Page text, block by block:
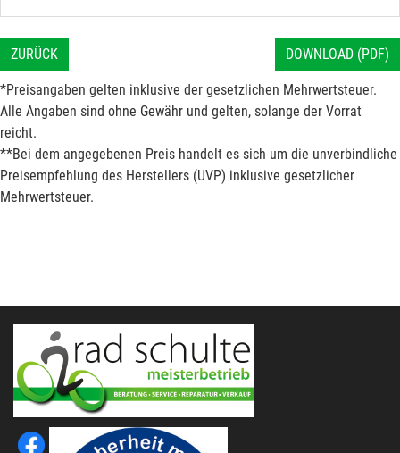
ZURÜCK DOWNLOAD (PDF)
*Preisangaben gelten inklusive der gesetzlichen Mehrwertsteuer.
Alle Angaben sind ohne Gewähr und gelten, solange der Vorrat
reicht.
**Bei dem angegebenen Preis handelt es sich um die unverbindliche
Preisempfehlung des Herstellers (UVP) inklusive gesetzlicher
Mehrwertsteuer.